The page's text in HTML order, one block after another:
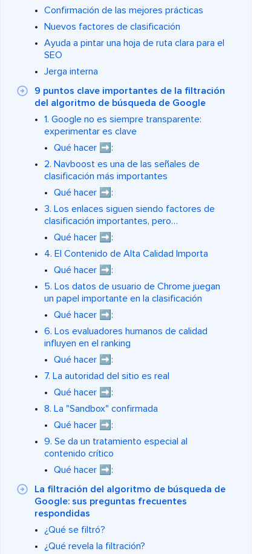
Confirmación de las mejores prácticas
Nuevos factores de clasificación
Ayuda a pintar una hoja de ruta clara para el
SEO
Jerga interna
9 puntos clave importantes de la filtración
del algoritmo de búsqueda de Google
1. Google no es siempre transparente:
experimentar es clave
Qué hacer ➡️:
2. Navboost es una de las señales de
clasificación más importantes
Qué hacer ➡️:
3. Los enlaces siguen siendo factores de
clasificación importantes, pero…
Qué hacer ➡️:
4. El Contenido de Alta Calidad Importa
Qué hacer ➡️:
5. Los datos de usuario de Chrome juegan
un papel importante en la clasificación
Qué hacer ➡️:
6. Los evaluadores humanos de calidad
influyen en el ranking
Qué hacer ➡️:
7. La autoridad del sitio es real
Qué hacer ➡️:
8. La "Sandbox" confirmada
Qué hacer ➡️:
9. Se da un tratamiento especial al
contenido crítico
Qué hacer ➡️:
La filtración del algoritmo de búsqueda de
Google: sus preguntas frecuentes
respondidas
¿Qué se filtró?
¿Qué revela la filtración?